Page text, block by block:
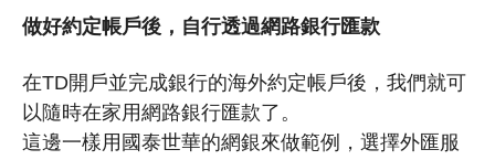
做好約定帳戶後，自行透過網路銀行匯款
在TD開戶並完成銀行的海外約定帳戶後，我們就可
以隨時在家用網路銀行匯款了。
這邊一樣用國泰世華的網銀來做範例，選擇外匯服